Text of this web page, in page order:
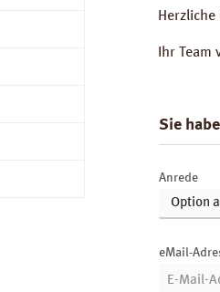
Herzliche
Ihr
Sie
Anrede
eMail-